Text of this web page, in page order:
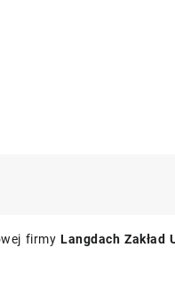
firmyLangdach Zakład